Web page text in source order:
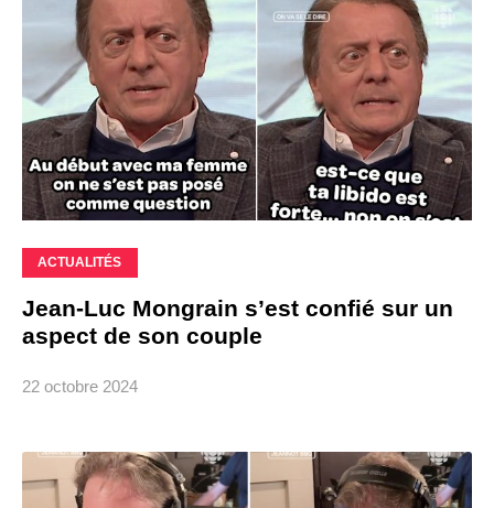
ACTUALITÉS
Jean-Luc Mongrain s’est confié sur un
aspect de son couple
22 octobre 2024